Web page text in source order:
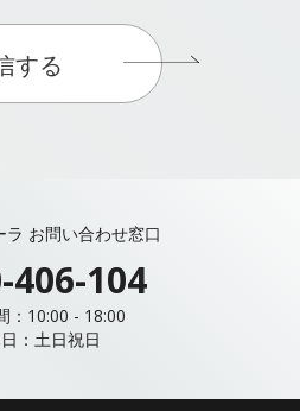
する
ラ お問い合わせ窓口
406-104
：10:00 - 18:00
：土日祝日